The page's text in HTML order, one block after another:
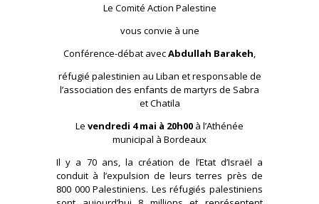
Le Comité Action Palestine
vous convie à une
Conférence-débat avecAbdullah Barakeh,
réfugié palestinien au Liban et responsable de
l’association des enfants de martyrs de Sabra
et Chatila
Le vendredi 4 mai à 20h00 à l’Athénée
municipal à Bordeaux
Il y a 70 ans, la création de l’Etat d’Israël a
conduit à l’expulsion de leurs terres près de
800 000 Palestiniens. Les réfugiés palestiniens